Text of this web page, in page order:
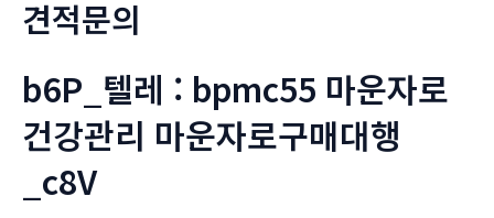
견적문의
b6P_텔레 : bpmc55 마운자로
건강관리 마운자로구매대행
_c8V